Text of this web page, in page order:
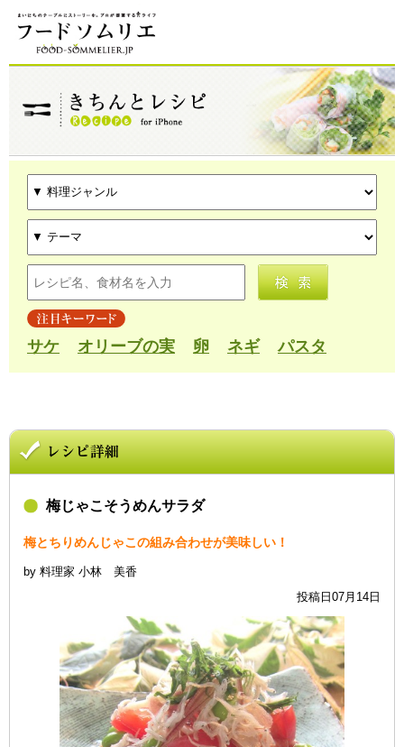
サケ オリーブの実 卵 ネギ パスタ
梅じゃこそうめんサラダ
梅とちりめんじゃこの組み合わせが美味しい！
by 料理家 小林 美香
投稿日07月14日